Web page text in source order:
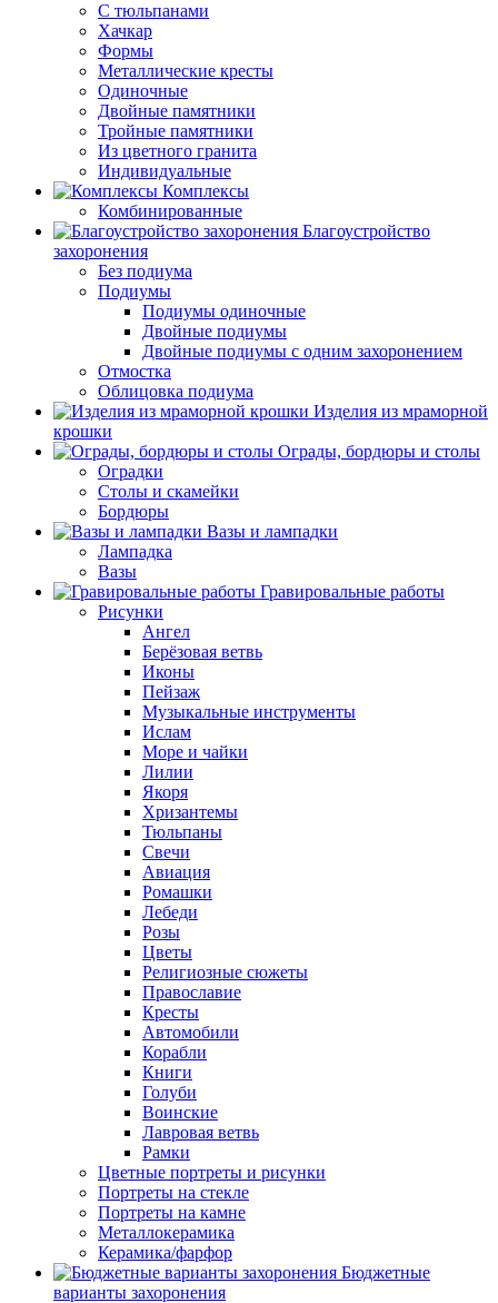
С тюльпанами
Хачкар
Формы
Металлические кресты
Одиночные
Двойные памятники
Тройные памятники
Из цветного гранита
Индивидуальные
Комплексы
Комбинированные
Благоустройство
захоронения
Без подиума
Подиумы
Подиумы одиночные
Двойные подиумы
Двойные подиумы с одним захоронением
Отмостка
Облицовка подиума
Изделия из мраморной
крошки
Ограды, бордюры и столы
Оградки
Столы и скамейки
Бордюры
Вазы и лампадки
Лампадка
Вазы
Гравировальные работы
Рисунки
Ангел
Берёзовая ветвь
Иконы
Пейзаж
Музыкальные инструменты
Ислам
Море и чайки
Лилии
Якоря
Хризантемы
Тюльпаны
Свечи
Авиация
Ромашки
Лебеди
Розы
Цветы
Религиозные сюжеты
Православие
Кресты
Автомобили
Корабли
Книги
Голуби
Воинские
Лавровая ветвь
Рамки
Цветные портреты и рисунки
Портреты на стекле
Портреты на камне
Металлокерамика
Керамика/фарфор
Бюджетные
варианты захоронения